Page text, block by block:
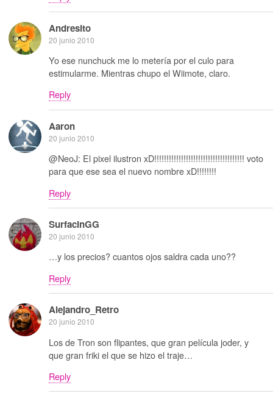
Andresito
20 junio 2010
Yo ese nunchuck me lo metería por el culo para
estimularme. Mientras chupo el Wiimote, claro.
Reply
Aaron
20 junio 2010
@NeoJ: El pixel ilustron xD!!!!!!!!!!!!!!!!!!!!!!!!!!!!!!!!!!!!! voto
para que ese sea el nuevo nombre xD!!!!!!!!
Reply
SurfacinGG
20 junio 2010
…y los precios? cuantos ojos saldra cada uno??
Reply
Alejandro_Retro
20 junio 2010
Los de Tron son flipantes, que gran película joder, y
que gran friki el que se hizo el traje…
Reply